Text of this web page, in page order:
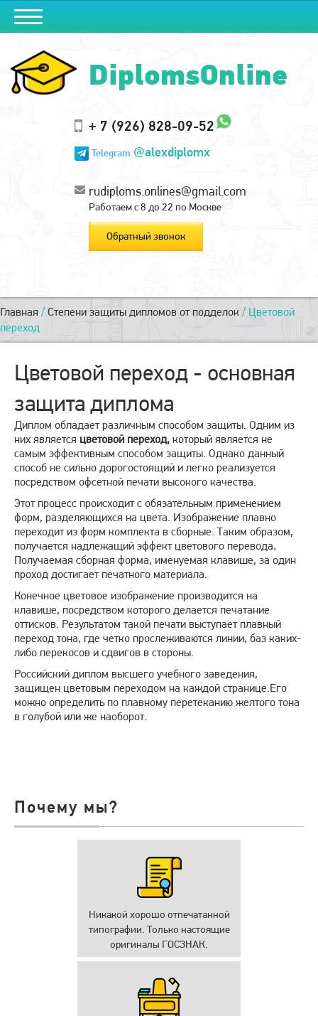
DiplomsOnline
+ 7 (926) 828-09-52
Telegram @alexdiplomx
rudiploms.onlines@gmail.com
Работаем с 8 до 22 по Москве
Обратный звонок
Главная / Степени защиты дипломов от подделок / Цветовой
переход
Цветовой переход - основная
защита диплома
Диплом обладает различным способом защиты. Одним из
них является цветовой переход, который является не
самым эффективным способом защиты. Однако данный
способ не сильно дорогостоящий и легко реализуется
посредством офсетной печати высокого качества.
Этот процесс происходит с обязательным применением
форм, разделяющихся на цвета. Изображение плавно
переходит из форм комплекта в сборные. Таким образом,
получается надлежащий эффект цветового перевода.
Получаемая сборная форма, именуемая клавише, за один
проход достигает печатного материала.
Конечное цветовое изображение производится на
клавише, посредством которого делается печатание
оттисков. Результатом такой печати выступает плавный
переход тона, где четко прослеживаются линии, баз каких-
либо перекосов и сдвигов в стороны.
Российский диплом высшего учебного заведения,
защищен цветовым переходом на каждой странице.Его
можно определить по плавному перетеканию желтого тона
в голубой или же наоборот.
Почему мы?
Никакой хорошо отпечатанной
типографии. Только настоящие
оригиналы ГОСЗНАК.